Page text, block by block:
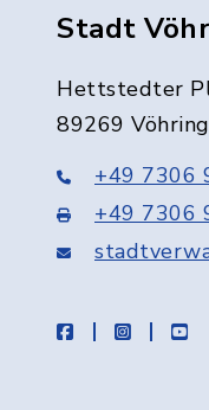
Stadt
Hettstedter
89269
+49 7306
+49 7306
facebookinstagram